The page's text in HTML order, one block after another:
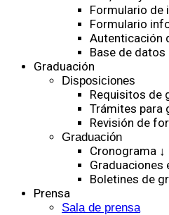
Formulario de
Formulario
Autenticación
Base de
Graduación
Disposiciones
Requisitos de
Trámites para
Revisión de
Graduación
Cronograma
Graduaciones
Boletines de
Prensa
Sala de prensa